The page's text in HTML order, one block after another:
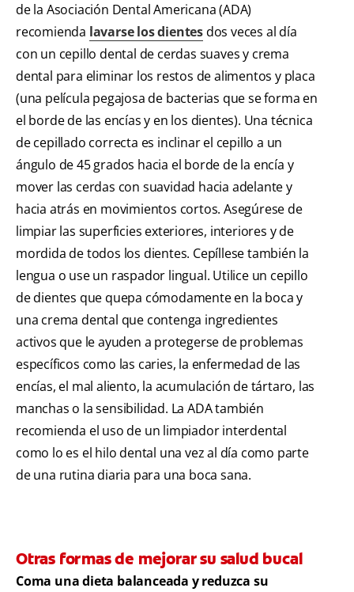
de la Asociación Dental Americana (ADA)
recomienda lavarse los dientesdos veces al día
con un cepillo dental de cerdas suaves y crema
dental para eliminar los restos de alimentos y placa
(una película pegajosa de bacterias que se forma en
el borde de las encías y en los dientes). Una técnica
de cepillado correcta es inclinar el cepillo a un
ángulo de 45 grados hacia el borde de la encía y
mover las cerdas con suavidad hacia adelante y
hacia atrás en movimientos cortos. Asegúrese de
limpiar las superficies exteriores, interiores y de
mordida de todos los dientes. Cepíllese también la
lengua o use un raspador lingual. Utilice un cepillo
de dientes que quepa cómodamente en la boca y
una crema dental que contenga ingredientes
activos que le ayuden a protegerse de problemas
específicos como las caries, la enfermedad de las
encías, el mal aliento, la acumulación de tártaro, las
manchas o la sensibilidad. La ADA también
recomienda el uso de un limpiador interdental
como lo es el hilo dental una vez al día como parte
de una rutina diaria para una boca sana.
Otras formas de mejorar su salud bucal
Coma una dieta balanceada y reduzca su